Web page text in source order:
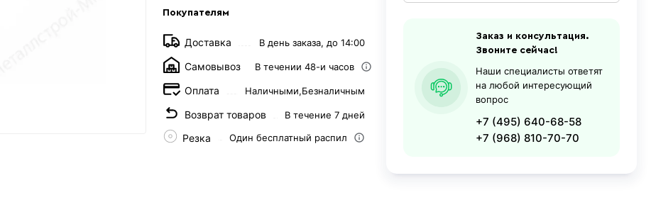
Покупателям
Доставка В день заказа, до 14:00
Самовывоз В течении 48-и часов
Оплата Наличными,Безналичным
Возврат товаров В течение 7 дней
Резка Один бесплатный распил
Заказ и консультация.
Звоните сейчас!
Наши специалисты ответят
на любой интересующий
вопрос
+7 (495) 640-68-58
+7 (968) 810-70-70